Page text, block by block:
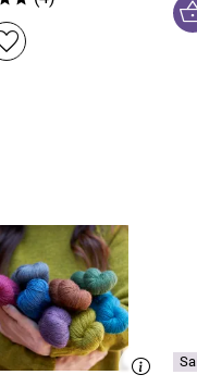
2a, 86641 Rain,